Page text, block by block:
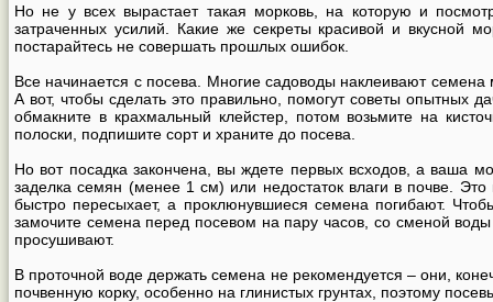
Но не у всех вырастает такая морковь, на которую и
затраченных усилий. Какие же секреты красивой и вкусной
постарайтесь не совершать прошлых ошибок.
Все начинается с посева. Многие садоводы наклеивают
А вот, чтобы сделать это правильно, помогут советы опытных
обмакните в крахмальный клейстер, потом возьмите на
полоски, подпишите сорт и храните до посева.
Но вот посадка закончена, вы ждете первых всходов, а ваша
заделка семян (менее 1 см) или недостаток влаги в почве.
быстро пересыхает, а проклюнувшиеся семена погибают.
замочите семена перед посевом на пару часов, со сменой
просушивают.
В проточной воде держать семена не рекомендуется – они,
почвенную корку, особенно на глинистых грунтах, поэтому